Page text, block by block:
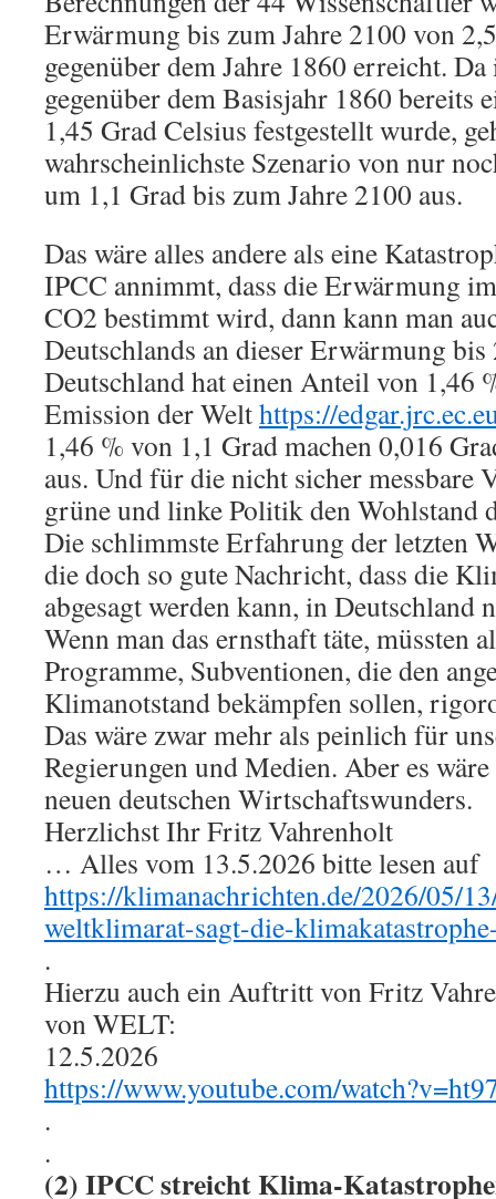
Erwärmung bis zum Jahre 2100 von
gegenüber dem Jahre 1860 erreicht.
gegenüber dem Basisjahr 1860 bereits
1,45 Grad Celsius festgestellt wurde,
wahrscheinlichste Szenario von nur
um 1,1 Grad bis zum Jahre 2100 aus.
Das wäre alles andere als eine
IPCC annimmt, dass die Erwärmung
CO2 bestimmt wird, dann kann man
Deutschlands an dieser Erwärmung bis
Deutschland hat einen Anteil von 1,46
Emission der Welthttps://
1,46 % von 1,1 Grad machen 0,016
aus. Und für die nicht sicher messbare
grüne und linke Politik den Wohlstand
Die schlimmste Erfahrung der letzten
die doch so gute Nachricht, dass die
abgesagt werden kann, in
Wenn man das ernsthaft täte, müssten
Programme, Subventionen, die den
Klimanotstand bekämpfen sollen,
Das wäre zwar mehr als peinlich für
Regierungen und Medien. Aber es
neuen deutschen Wirtschaftswunders.
Herzlichst Ihr Fritz Vahrenholt
… Alles vom 13.5.2026 bitte lesen auf
https://klimanachrichten.de/2026/05/
weltklimarat-sagt-die-
.
Hierzu auch ein Auftritt von Fritz
von WELT:
12.5.2026
https://www.youtube.com/
.
.
(2) IPCC streicht Klima-